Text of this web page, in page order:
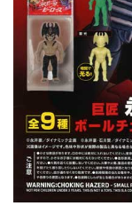
レンタル
景品・玩具・
販促用カプ